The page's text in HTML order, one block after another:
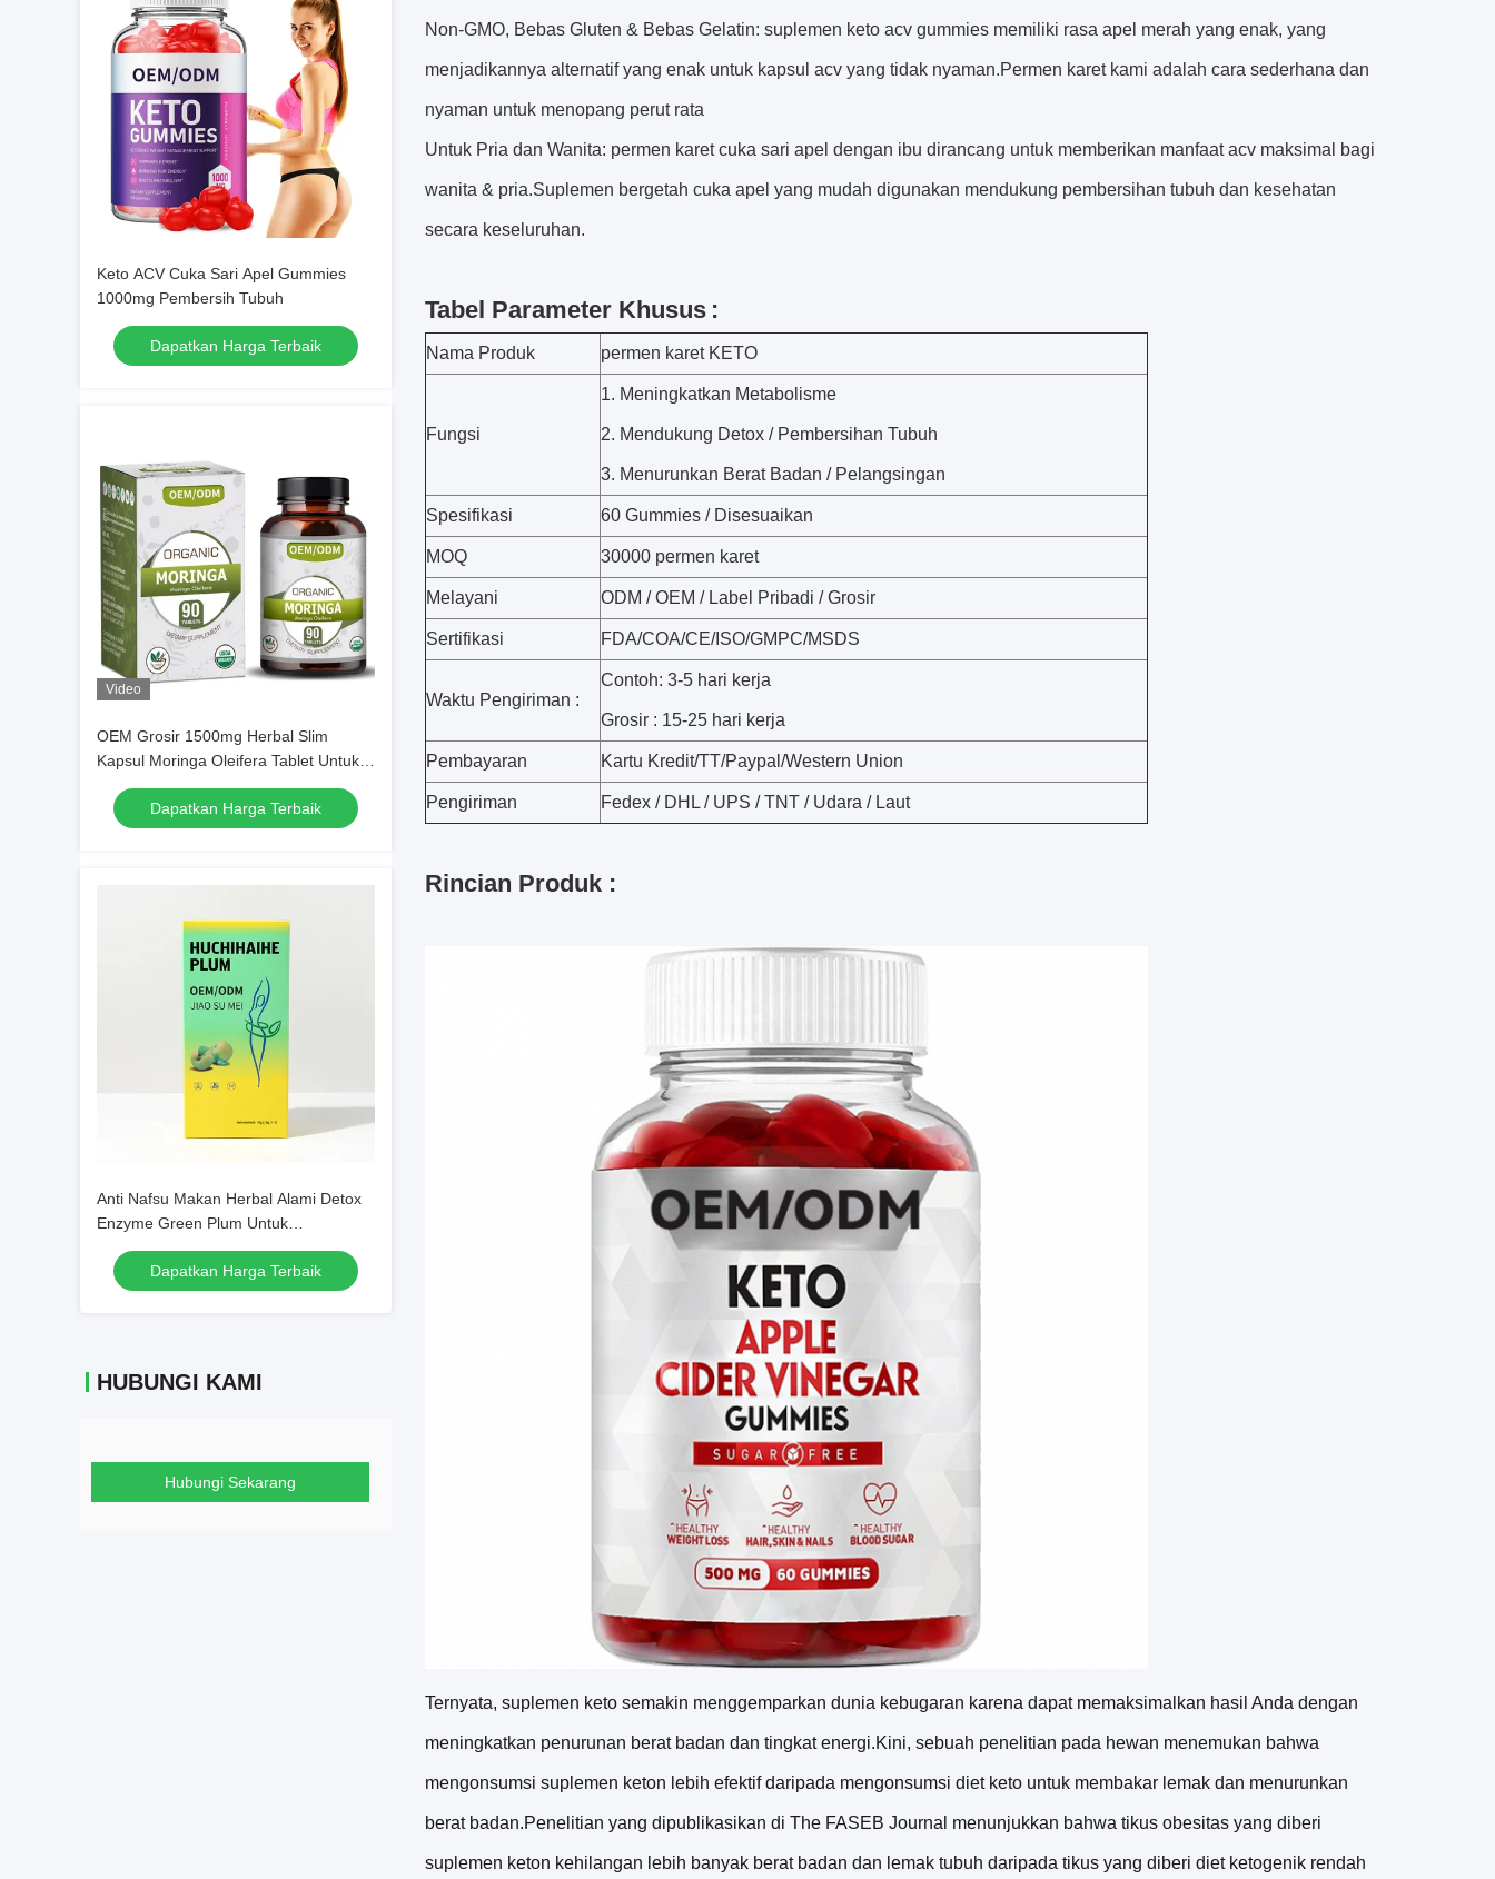
Keto ACV Cuka Sari Apel Gummies
1000mg Pembersih Tubuh
Dapatkan Harga Terbaik
Video
OEM Grosir 1500mg Herbal Slim
Kapsul Moringa Oleifera Tablet Untuk
Pembakaran Lemak
Dapatkan Harga Terbaik
Anti Nafsu Makan Herbal Alami Detox
Enzyme Green Plum Untuk
Menurunkan Berat Badan 1000 MG
Dapatkan Harga Terbaik
HUBUNGI KAMI
Hubungi Sekarang
Non-GMO, Bebas Gluten & Bebas Gelatin: suplemen keto acv gummies memiliki rasa apel merah yang enak, yang
menjadikannya alternatif yang enak untuk kapsul acv yang tidak nyaman.Permen karet kami adalah cara sederhana dan
nyaman untuk menopang perut rata
Untuk Pria dan Wanita: permen karet cuka sari apel dengan ibu dirancang untuk memberikan manfaat acv maksimal bagi
wanita & pria.Suplemen bergetah cuka apel yang mudah digunakan mendukung pembersihan tubuh dan kesehatan
secara keseluruhan.
Tabel Parameter Khusus :
Nama Produk permen karet KETO
Fungsi
1. Meningkatkan Metabolisme
2. Mendukung Detox / Pembersihan Tubuh
3. Menurunkan Berat Badan / Pelangsingan
Spesifikasi 60 Gummies / Disesuaikan
MOQ 30000 permen karet
Melayani ODM / OEM / Label Pribadi / Grosir
Sertifikasi FDA/COA/CE/ISO/GMPC/MSDS
Waktu Pengiriman :
Contoh: 3-5 hari kerja
Grosir : 15-25 hari kerja
Pembayaran Kartu Kredit/TT/Paypal/Western Union
Pengiriman Fedex / DHL / UPS / TNT / Udara / Laut
Rincian Produk :
Ternyata, suplemen keto semakin menggemparkan dunia kebugaran karena dapat memaksimalkan hasil Anda dengan
meningkatkan penurunan berat badan dan tingkat energi.Kini, sebuah penelitian pada hewan menemukan bahwa
mengonsumsi suplemen keton lebih efektif daripada mengonsumsi diet keto untuk membakar lemak dan menurunkan
berat badan.Penelitian yang dipublikasikan di The FASEB Journal menunjukkan bahwa tikus obesitas yang diberi
suplemen keton kehilangan lebih banyak berat badan dan lemak tubuh daripada tikus yang diberi diet ketogenik rendah